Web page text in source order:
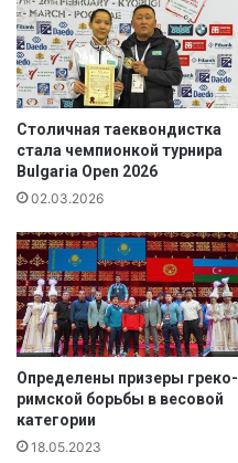
ы
з
"
!
г
о
р
о
д
а
А
с
т
н
ы
п
о
б
о
д
и
б
и
Столичная таеквондистка
стала чемпионкой турнира
Bulgaria Open 2026
02.03.2026
Определены призеры греко-
римской борьбы в весовой
категории
18.05.2023